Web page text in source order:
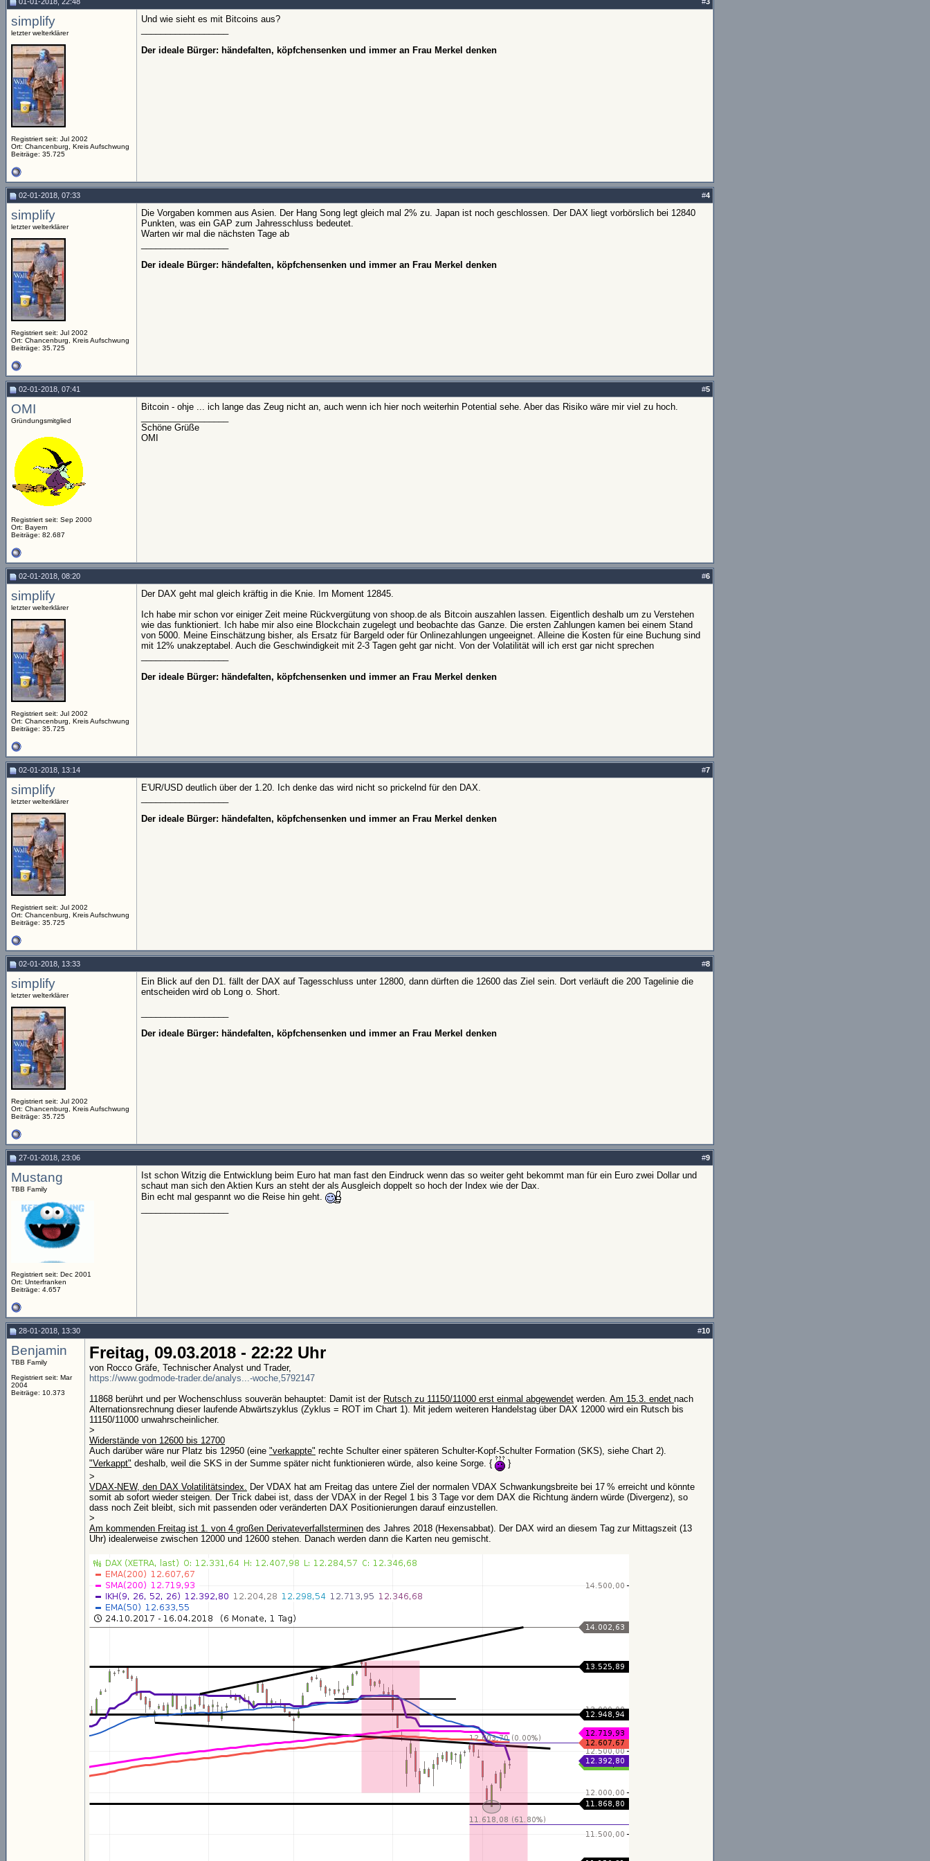
simplify
letzter welterklärer
Registriert seit: Jul 2002
Ort: Chancenburg, Kreis Aufschwung
Beiträge: 35.725
Und wie sieht es mit Bitcoins aus?
Der ideale Bürger: händefalten, köpfchensenken und immer an Frau Merkel denken
02-01-2018, 07:33 #4
simplify
letzter welterklärer
Registriert seit: Jul 2002
Ort: Chancenburg, Kreis Aufschwung
Beiträge: 35.725
Die Vorgaben kommen aus Asien. Der Hang Song legt gleich mal 2% zu. Japan ist noch geschlossen. Der DAX liegt vorbörslich bei 12840
Punkten, was ein GAP zum Jahresschluss bedeutet.
Warten wir mal die nächsten Tage ab
Der ideale Bürger: händefalten, köpfchensenken und immer an Frau Merkel denken
02-01-2018, 07:41 #5
OMI
Gründungsmitglied
Registriert seit: Sep 2000
Ort: Bayern
Beiträge: 82.687
Bitcoin - ohje ... ich lange das Zeug nicht an, auch wenn ich hier noch weiterhin Potential sehe. Aber das Risiko wäre mir viel zu hoch.
Schöne Grüße
OMI
02-01-2018, 08:20 #6
simplify
letzter welterklärer
Registriert seit: Jul 2002
Ort: Chancenburg, Kreis Aufschwung
Beiträge: 35.725
Der DAX geht mal gleich kräftig in die Knie. Im Moment 12845.
Ich habe mir schon vor einiger Zeit meine Rückvergütung von shoop.de als Bitcoin auszahlen lassen. Eigentlich deshalb um zu Verstehen
wie das funktioniert. Ich habe mir also eine Blockchain zugelegt und beobachte das Ganze. Die ersten Zahlungen kamen bei einem Stand
von 5000. Meine Einschätzung bisher, als Ersatz für Bargeld oder für Onlinezahlungen ungeeignet. Alleine die Kosten für eine Buchung sind
mit 12% unakzeptabel. Auch die Geschwindigkeit mit 2-3 Tagen geht gar nicht. Von der Volatilität will ich erst gar nicht sprechen
Der ideale Bürger: händefalten, köpfchensenken und immer an Frau Merkel denken
02-01-2018, 13:14 #7
simplify
letzter welterklärer
Registriert seit: Jul 2002
Ort: Chancenburg, Kreis Aufschwung
Beiträge: 35.725
E'UR/USD deutlich über der 1.20. Ich denke das wird nicht so prickelnd für den DAX.
Der ideale Bürger: händefalten, köpfchensenken und immer an Frau Merkel denken
02-01-2018, 13:33 #8
simplify
letzter welterklärer
Registriert seit: Jul 2002
Ort: Chancenburg, Kreis Aufschwung
Beiträge: 35.725
Ein Blick auf den D1. fällt der DAX auf Tagesschluss unter 12800, dann dürften die 12600 das Ziel sein. Dort verläuft die 200 Tagelinie die
entscheiden wird ob Long o. Short.
Der ideale Bürger: händefalten, köpfchensenken und immer an Frau Merkel denken
27-01-2018, 23:06 #9
Mustang
TBB Family
Registriert seit: Dec 2001
Ort: Unterfranken
Beiträge: 4.657
Ist schon Witzig die Entwicklung beim Euro hat man fast den Eindruck wenn das so weiter geht bekommt man für ein Euro zwei Dollar und
schaut man sich den Aktien Kurs an steht der als Ausgleich doppelt so hoch der Index wie der Dax.
Bin echt mal gespannt wo die Reise hin geht.
28-01-2018, 13:30 #10
Benjamin
TBB Family
Registriert seit: Mar
2004
Beiträge: 10.373
Freitag, 09.03.2018 - 22:22 Uhr
von Rocco Gräfe, Technischer Analyst und Trader,
https://www.godmode-trader.de/analys...-woche,5792147
11868 berührt und per Wochenschluss souverän behauptet: Damit ist der Rutsch zu 11150/11000 erst einmal abgewendet werden. Am 15.3. endet nach
Alternationsrechnung dieser laufende Abwärtszyklus (Zyklus = ROT im Chart 1). Mit jedem weiteren Handelstag über DAX 12000 wird ein Rutsch bis
11150/11000 unwahrscheinlicher.
>
Widerstände von 12600 bis 12700
Auch darüber wäre nur Platz bis 12950 (eine "verkappte" rechte Schulter einer späteren Schulter-Kopf-Schulter Formation (SKS), siehe Chart 2).
"Verkappt" deshalb, weil die SKS in der Summe später nicht funktionieren würde, also keine Sorge. {
}
>
VDAX-NEW, den DAX Volatilitätsindex. Der VDAX hat am Freitag das untere Ziel der normalen VDAX Schwankungsbreite bei 17 % erreicht und könnte
somit ab sofort wieder steigen. Der Trick dabei ist, dass der VDAX in der Regel 1 bis 3 Tage vor dem DAX die Richtung ändern würde (Divergenz), so
dass noch Zeit bleibt, sich mit passenden oder veränderten DAX Positionierungen darauf einzustellen.
>
Am kommenden Freitag ist 1. von 4 großen Derivateverfallsterminen des Jahres 2018 (Hexensabbat). Der DAX wird an diesem Tag zur Mittagszeit (13
Uhr) idealerweise zwischen 12000 und 12600 stehen. Danach werden dann die Karten neu gemischt.